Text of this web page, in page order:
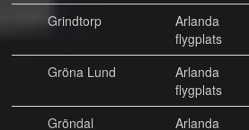
Grindtorp
Arlanda
flygplats
Gröna Lund
Arlanda
flygplats
Gröndal
Arlanda